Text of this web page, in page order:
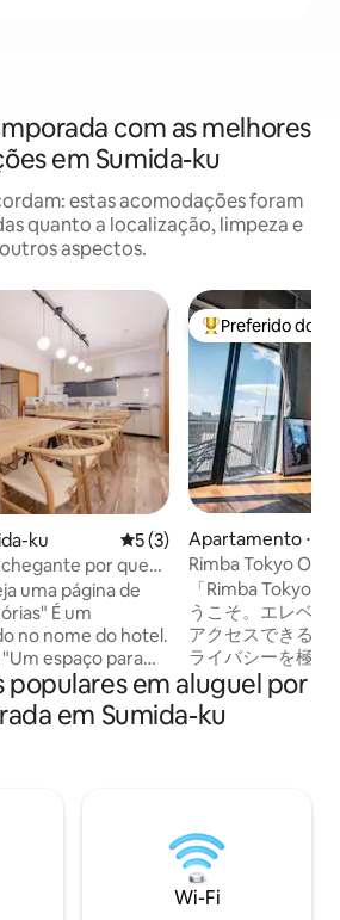
com as melhores
em Sumida-ku
estas acomodações foram
quanto a localização, limpeza e
outros aspectos.
ku 5 de uma avaliação média
5 (3)
por quem
mãe
uma página de
É um
no nome do hotel.
espaço para
base secreta
sala de
para 11 pessoas,
que vai
os
redor da mesa e
as crianças
Entre os
Preferido dos
Apartamento ⋅
Rimba Tokyo
Sky Tree, Rimba
andar | Incrível...
「Rimba Tokyo
うこそ。エレベ
アクセスできる、
ライバシーを極限
す。 世界と日本各地のインスピレーショ
ン、そして温か
クリートが融合
のスカイツリービ
ラ機材で景色を切
美しさです。 細部までこだわり抜いた空
間と心からのおも
em aluguel por
em Sumida-ku
Wi-Fi